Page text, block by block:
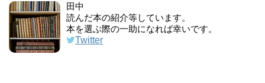
田中
読んだ本の紹介等しています。
本を選ぶ際の一助になれば幸いです。
Twitter